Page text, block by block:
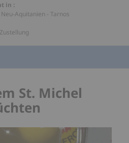
in :
Neu-Aquitanien - Tarnos
St. Michel